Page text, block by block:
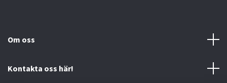
Om oss
Kontakta oss här!